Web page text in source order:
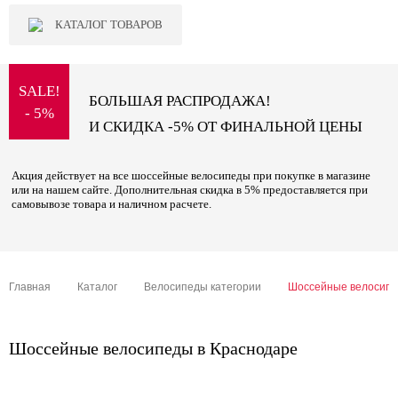
КАТАЛОГ ТОВАРОВ
SALE!
- 5%
БОЛЬШАЯ РАСПРОДАЖА!
И СКИДКА -5% ОТ ФИНАЛЬНОЙ ЦЕНЫ
Акция действует на все шоссейные велосипеды при покупке в магазине
или на нашем сайте. Дополнительная скидка в 5% предоставляется при
самовывозе товара и наличном расчете.
Главная Каталог Велосипеды категории Шоссейные
Шоссейные велосипеды в Краснодаре